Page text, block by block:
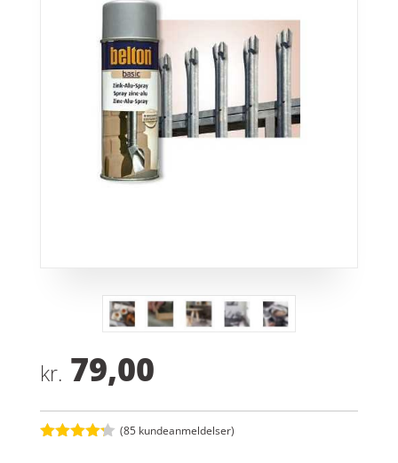
kr. 79,00
(85 kundeanmeldelser)